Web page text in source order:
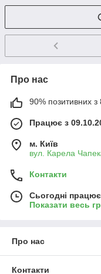
Про нас
90% позитивних з
Працює з
м. Київ
вул. Карела
Контакти
Сьогодні
Показати весь
Про нас
Контакти